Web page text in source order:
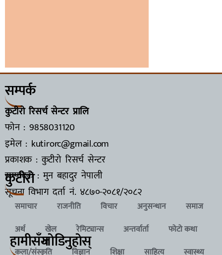
सम्पर्क
कुटीरो रिसर्च सेन्टर प्रालि
फोन : 9858031120
इमेल : kutirorc@gmail.com
प्रकाशक : कुटीरो रिसर्च सेन्टर
सम्पादक : मुन बहादुर नेपाली
सूचना विभाग दर्ता नं. ४८७०-२०८१/२०८२
कुटीरो
समाचार राजनीति विचार अनुसन्धान
समाज
अर्थ
खेल रेमिट्यान्स अन्तर्वार्ता
फोटो कथा
हामीसँगजाेडिनुहाेस्